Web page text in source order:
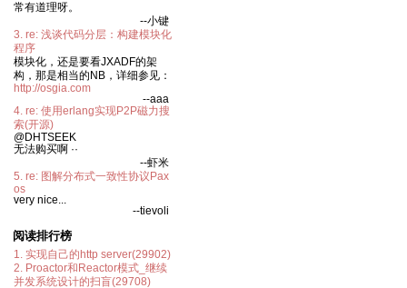
常有道理呀。
--小键
3. re: 浅谈代码分层：构建模块化
程序
模块化，还是要看JXADF的架
构，那是相当的NB，详细参见：
http://osgia.com
--aaa
4. re: 使用erlang实现P2P磁力搜
索(开源)
@DHTSEEK
无法购买啊 ··
--虾米
5. re: 图解分布式一致性协议Pax
os
very nice...
--tievoli
阅读排行榜
1. 实现自己的http server(29902)
2. Proactor和Reactor模式_继续
并发系统设计的扫盲(29708)